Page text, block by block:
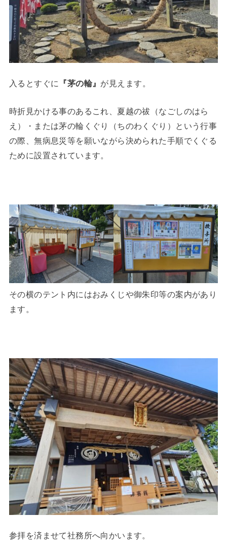
入るとすぐに 『茅の輪』 が見えます。
時折見かける事のあるこれ、夏越の祓（なごしのはら
え）・または茅の輪くぐり（ちのわくぐり）という行事
の際、無病息災等を願いながら決められた手順でくぐる
ために設置されています。
その横のテント内にはおみくじや御朱印等の案内があり
ます。
参拝を済ませて社務所へ向かいます。